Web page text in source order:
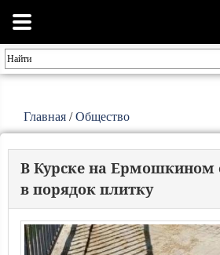
Главная /Общество
В Курске на Ермошкином
в порядок плитку